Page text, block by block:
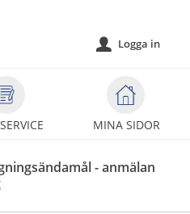
MINA SIDOR
u Logga in
- anmälan